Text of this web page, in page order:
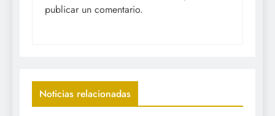
publicar un comentario.
Noticias relacionadas